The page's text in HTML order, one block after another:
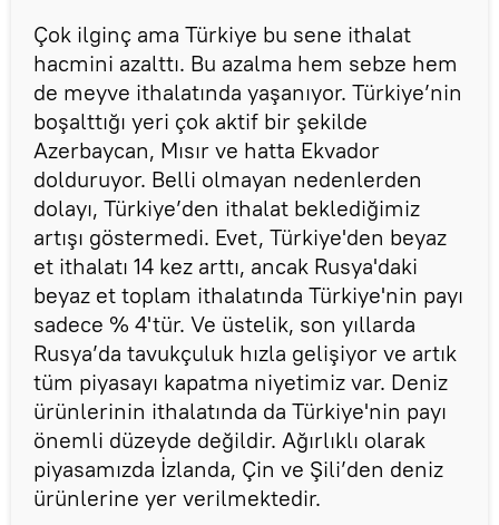
Çok ilginç ama Türkiye bu sene ithalat
hacmini azalttı. Bu azalma hem sebze hem
de meyve ithalatında yaşanıyor. Türkiye’nin
boşalttığı yeri çok aktif bir şekilde
Azerbaycan, Mısır ve hatta Ekvador
dolduruyor. Belli olmayan nedenlerden
dolayı, Türkiye’den ithalat beklediğimiz
artışı göstermedi. Evet, Türkiye'den beyaz
et ithalatı 14 kez arttı, ancak Rusya'daki
beyaz et toplam ithalatında Türkiye'nin payı
sadece % 4'tür. Ve üstelik, son yıllarda
Rusya’da tavukçuluk hızla gelişiyor ve artık
tüm piyasayı kapatma niyetimiz var. Deniz
ürünlerinin ithalatında da Türkiye'nin payı
önemli düzeyde değildir. Ağırlıklı olarak
piyasamızda İzlanda, Çin ve Şili’den deniz
ürünlerine yer verilmektedir.